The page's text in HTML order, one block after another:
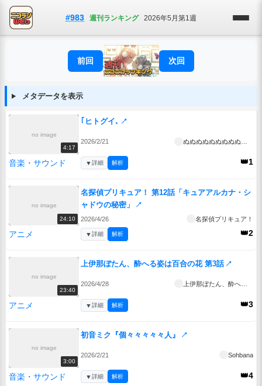
#983 週刊ランキング 2026年5月第1週
前回 次回
メタデータを表示
no image
4:17
｢ヒトグイ､ ↗
2026/2/21
音楽・サウンド 👑1
▼詳細 解析
no image
24:10
名探偵プリキュア！ 第12話「キュアアルカナ・シ
ャドウの秘密」
↗
2026/4/26 名探偵プリキュア！
アニメ 👑2
▼詳細 解析
no image
23:40
上伊那ぼたん、酔へる姿は百合の花 第3話 ↗
2026/4/28
アニメ 👑3
▼詳細 解析
no image
3:00
初音ミク『個々々々々々人』 ↗
2026/2/21 Sohbana
音楽・サウンド 👑4
▼詳細 解析